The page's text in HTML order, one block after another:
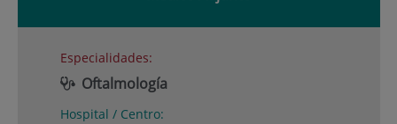
Especialidades:
Oftalmología
Hospital / Centro: